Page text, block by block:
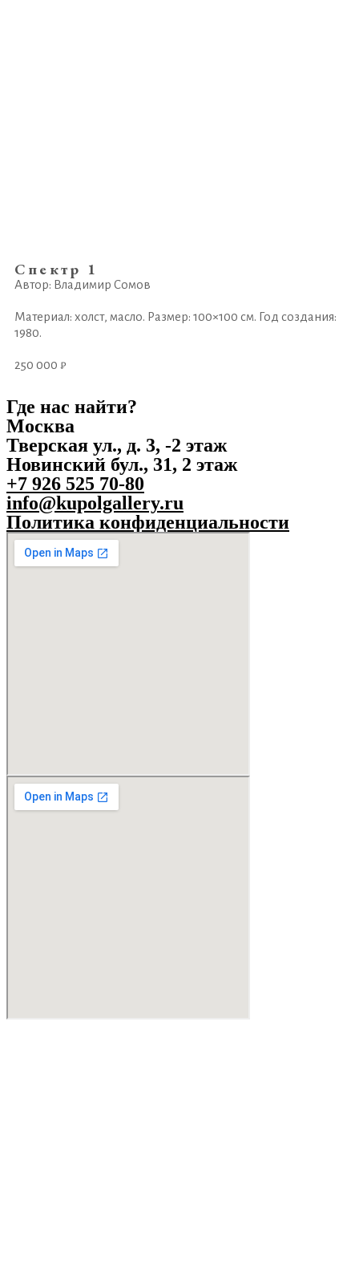
Спектр 1
Автор: Владимир Сомов
Материал: холст, масло. Размер: 100×100 см. Год создания:
1980.
250 000 ₽
Где нас найти?
Москва
Тверская ул., д. 3, -2 этаж
Новинский бул., 31, 2 этаж
+7 926 525 70-80
info@kupolgallery.ru
Политика конфиденциальности